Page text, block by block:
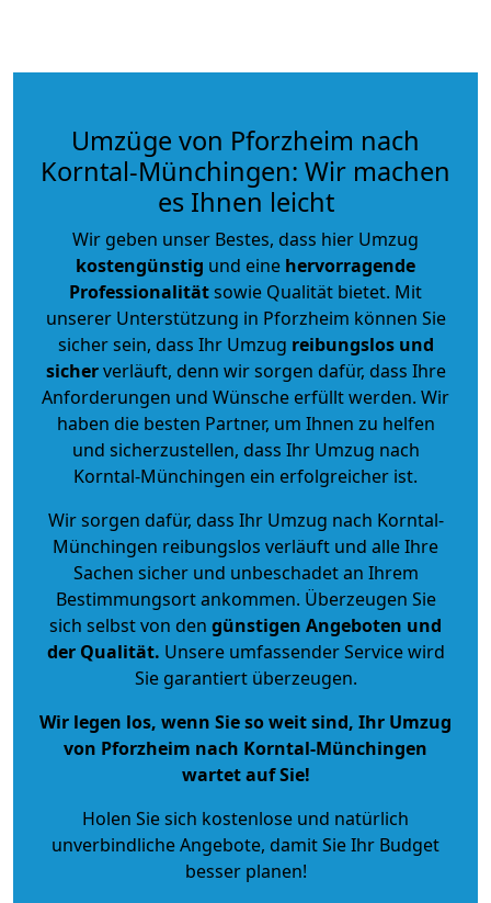
Umzüge von Pforzheim nach
Korntal-Münchingen: Wir machen
es Ihnen leicht
Wir geben unser Bestes, dass hier Umzug
kostengünstig und eine hervorragende
Professionalitätsowie Qualität bietet. Mit
unserer Unterstützung in Pforzheim können Sie
sicher sein, dass Ihr Umzug reibungslos und
sicherverläuft, denn wir sorgen dafür, dass Ihre
Anforderungen und Wünsche erfüllt werden. Wir
haben die besten Partner, um Ihnen zu helfen
und sicherzustellen, dass Ihr Umzug nach
Korntal-Münchingen ein erfolgreicher ist.
Wir sorgen dafür, dass Ihr Umzug nach Korntal-
Münchingen reibungslos verläuft und alle Ihre
Sachen sicher und unbeschadet an Ihrem
Bestimmungsort ankommen. Überzeugen Sie
sich selbst von den günstigen Angeboten und
der Qualität. Unsere umfassender Service wird
Sie garantiert überzeugen.
Wir legen los, wenn Sie so weit sind, Ihr Umzug
von Pforzheim nach Korntal-Münchingen
wartet auf Sie!
Holen Sie sich kostenlose und natürlich
unverbindliche Angebote, damit Sie Ihr Budget
besser planen!